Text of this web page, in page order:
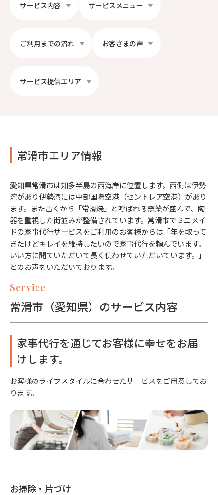
サービス内容 サービスメニュー
ご利用までの流れ お客さまの声
サービス提供エリア
常滑市エリア情報
愛知県常滑市は知多半島の西海岸に位置します。西側は伊勢
湾があり伊勢湾には中部国際空港（セントレア空港）があり
ます。また古くから「常滑焼」と呼ばれる窯業が盛んで、陶
器を重視した街並みが整備されています。常滑市でミニメイ
ドの家事代行サービスをご利用のお客様からは「年を取って
きたけどキレイを維持したいので家事代行を頼んでいます。
いい方に聞ていただいて長く使わせていただいています。」
とのお声をいただいております。
Service
常滑市（愛知県）のサービス内容
家事代行を通じてお客様に幸せをお届
けします。
お客様のライフスタイルに合わせたサービスをご用意してお
ります。
お掃除・片づけ